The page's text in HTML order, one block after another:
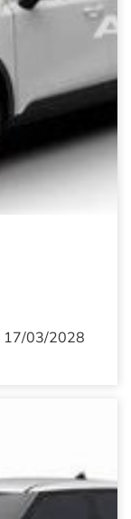
17/03/2028